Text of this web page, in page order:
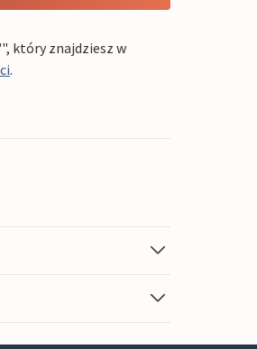
który znajdziesz w
.